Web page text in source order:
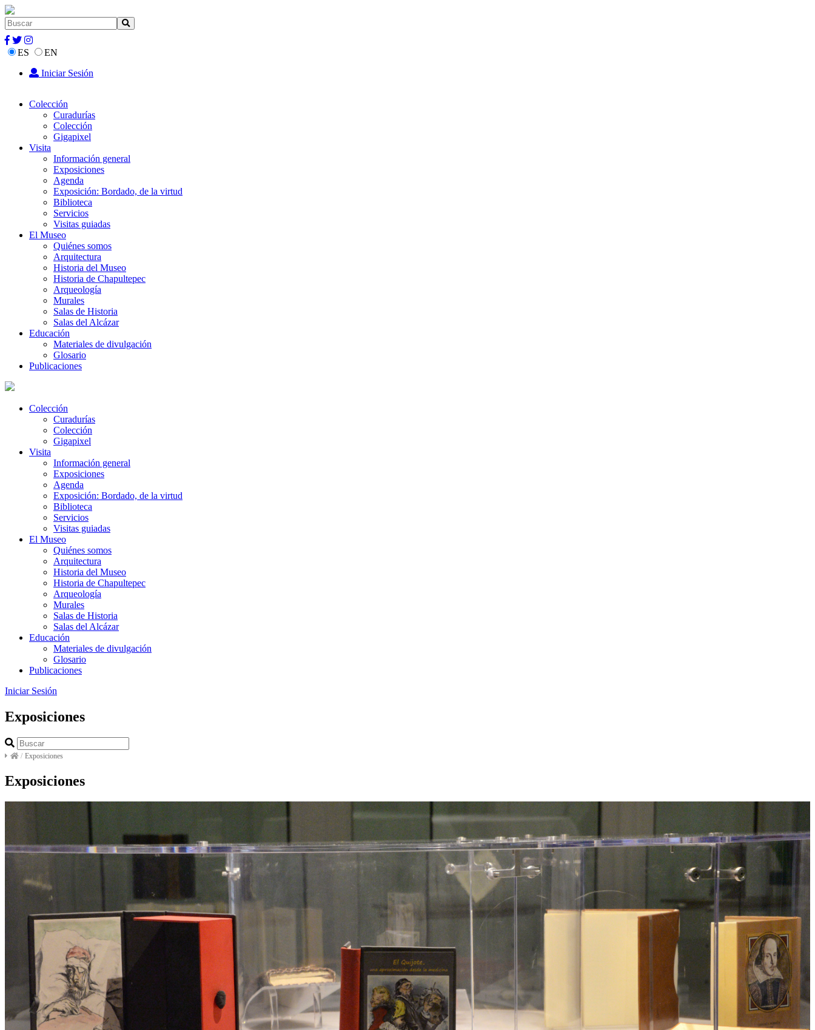
ES
EN
Iniciar Sesión
Colección
Curadurías
Colección
Gigapixel
Visita
Información general
Exposiciones
Agenda
Exposición: Bordado, de la virtud
Biblioteca
Servicios
Visitas guiadas
El Museo
Quiénes somos
Arquitectura
Historia del Museo
Historia de Chapultepec
Arqueología
Murales
Salas de Historia
Salas del Alcázar
Educación
Materiales de divulgación
Glosario
Publicaciones
Colección
Curadurías
Colección
Gigapixel
Visita
Información general
Exposiciones
Agenda
Exposición: Bordado, de la virtud
Biblioteca
Servicios
Visitas guiadas
El Museo
Quiénes somos
Arquitectura
Historia del Museo
Historia de Chapultepec
Arqueología
Murales
Salas de Historia
Salas del Alcázar
Educación
Materiales de divulgación
Glosario
Publicaciones
Iniciar Sesión
Exposiciones
/ Exposiciones
Exposiciones